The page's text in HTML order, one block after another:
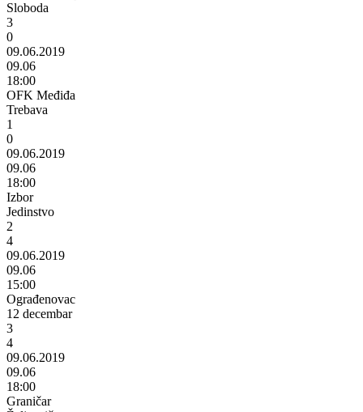
Sloboda
3
0
09.06.2019
09.06
18:00
OFK Međiđa
Trebava
1
0
09.06.2019
09.06
18:00
Izbor
Jedinstvo
2
4
09.06.2019
09.06
15:00
Ograđenovac
12 decembar
3
4
09.06.2019
09.06
18:00
Graničar